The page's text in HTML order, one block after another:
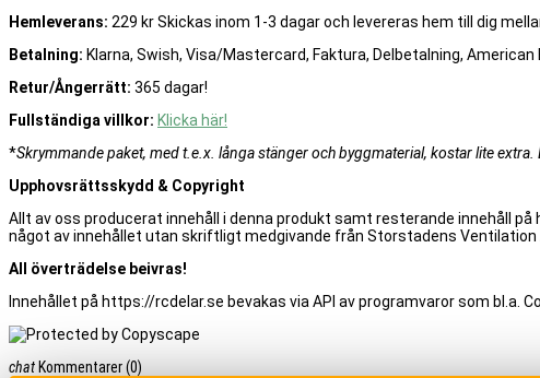
Hemleverans: 229 kr Skickas inom 1-3 dagar och levereras hem till dig
Betalning: Klarna, Swish, Visa/Mastercard, Faktura, Delbetalning, American
Retur/Ångerrätt: 365 dagar!
Fullständiga villkor: Klicka här!
*Skrymmande paket, med t.e.x. långa stänger och byggmaterial, kostar lite
Upphovsrättsskydd & Copyright
Allt av oss producerat innehåll i denna produkt samt resterande innehåll
något av innehållet utan skriftligt medgivande från Storstadens Ventilation
All överträdelse beivras!
Innehållet på https://rcdelar.se bevakas via API av programvaror som bl.a.
chat Kommentarer(0)